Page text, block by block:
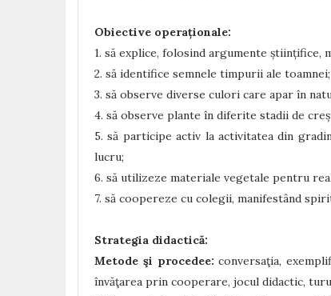
Obiective operaționale:
1. să explice, folosind argumente
2. să identifice semnele timpurii ale toamnei;
3. să observe diverse culori care apar în
4. să observe plante în diferite stadii de
5. să participe activ la activitatea din
lucru;
6. să utilizeze materiale vegetale pentru
7. să coopereze cu colegii, manifestând
Strategia didactică:
Metode şi procedee: conversaţia,
învăţarea prin cooperare, jocul didactic,